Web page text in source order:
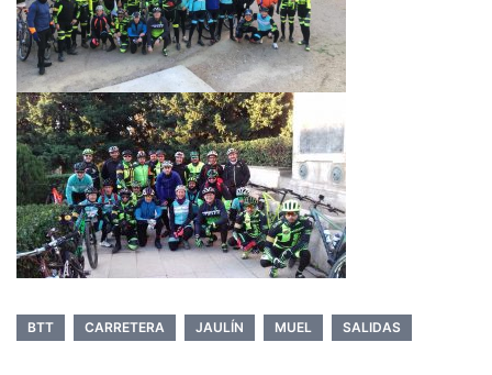
BTT CARRETERA JAULÍN MUEL SALIDAS